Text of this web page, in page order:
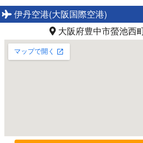
伊丹空港(大阪国際空港)
大阪府豊中市螢池西